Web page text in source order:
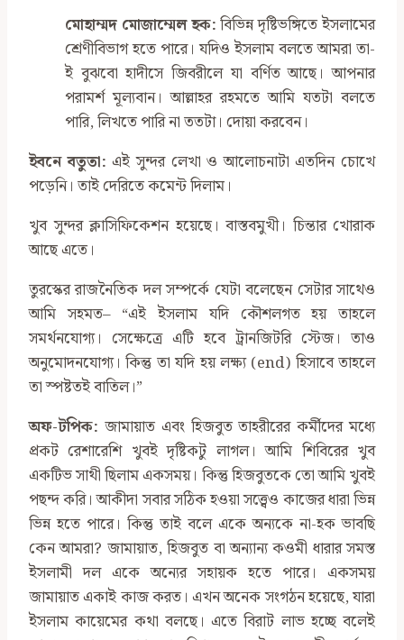
মোহাম্মদ মোজাম্মেল হক:বিভিন্ন দৃষ্টিভঙ্গিতে ইসলামের
শ্রেণীবিভাগ হতে পারে। যদিও ইসলাম বলতে আমরা তা-
ই বুঝবো হাদীসে জিবরীলে যা বর্ণিত আছে। আপনার
পরামর্শ মূল্যবান। আল্লাহর রহমতে আমি যতটা বলতে
পারি, লিখতে পারি না ততটা। দোয়া করবেন।
ইবনে বতুতা: এই সুন্দর লেখা ও আলোচনাটা এতদিন চোখে
পড়েনি। তাই দেরিতে কমেন্ট দিলাম।
খুব সুন্দর ক্লাসিফিকেশন হয়েছে। বাস্তবমুখী। চিন্তার খোরাক
আছে এতে।
তুরস্কের রাজনৈতিক দল সম্পর্কে যেটা বলেছেন সেটার সাথেও
আমি সহমত– “এই ইসলাম যদি কৌশলগত হয় তাহলে
সমর্থনযোগ্য। সেক্ষেত্রে এটি হবে ট্রানজিটরি স্টেজ। তাও
অনুমোদনযোগ্য। কিন্তু তা যদি হয় লক্ষ্য (end) হিসাবে তাহলে
তা স্পষ্টতই বাতিল।”
অফ-টপিক: জামায়াত এবং হিজবুত তাহরীরের কর্মীদের মধ্যে
প্রকট রেশারেশি খুবই দৃষ্টিকটু লাগল। আমি শিবিরের খুব
একটিভ সাথী ছিলাম একসময়। কিন্তু হিজবুতকে তো আমি খুবই
পছন্দ করি। আকীদা সবার সঠিক হওয়া সত্ত্বেও কাজের ধারা ভিন্ন
ভিন্ন হতে পারে। কিন্তু তাই বলে একে অন্যকে না-হক ভাবছি
কেন আমরা? জামায়াত, হিজবুত বা অন্যান্য কওমী ধারার সমস্ত
ইসলামী দল একে অন্যের সহায়ক হতে পারে। একসময়
জামায়াত একাই কাজ করত। এখন অনেক সংগঠন হয়েছে, যারা
ইসলাম কায়েমের কথা বলছে। এতে বিরাট লাভ হচ্ছে বলেই